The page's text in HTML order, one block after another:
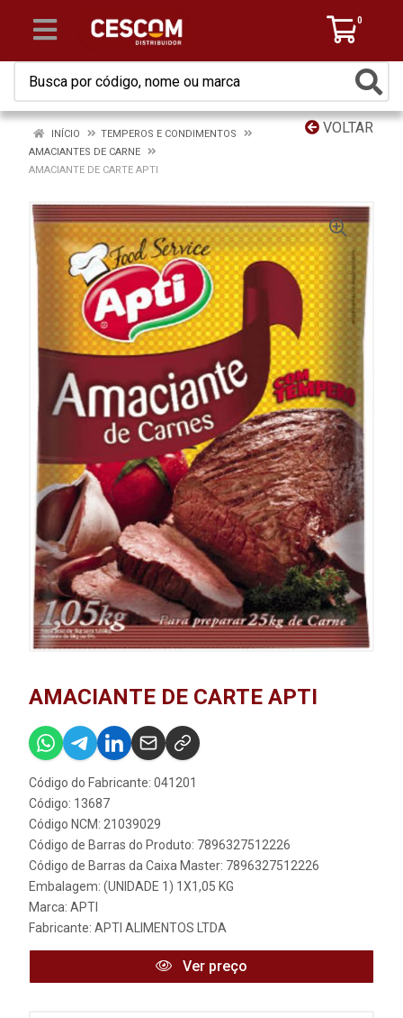
0
VOLTAR
INÍCIO
TEMPEROS E CONDIMENTOS
AMACIANTES DE CARNE
AMACIANTE DE CARTE APTI
AMACIANTE DE CARTE APTI
Código do Fabricante: 041201
Código: 13687
Código NCM: 21039029
Código de Barras do Produto: 7896327512226
Código de Barras da Caixa Master: 7896327512226
Embalagem: (UNIDADE 1) 1X1,05 KG
Marca: APTI
Fabricante: APTI ALIMENTOS LTDA
Ver preço